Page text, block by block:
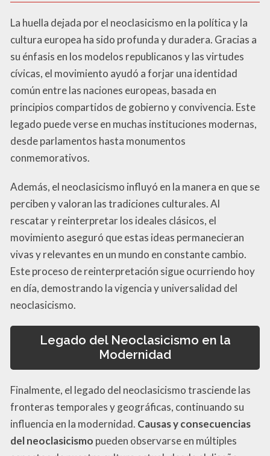
La huella dejada por el neoclasicismo en la política y la
cultura europea ha sido profunda y duradera. Gracias a
su énfasis en los modelos republicanos y las virtudes
cívicas, el movimiento ayudó a forjar una identidad
común entre las naciones europeas, basada en
principios compartidos de gobierno y convivencia. Este
legado puede verse en muchas instituciones modernas,
desde parlamentos hasta monumentos
conmemorativos.
Además, el neoclasicismo influyó en la manera en que se
perciben y valoran las tradiciones culturales. Al
rescatar y reinterpretar los ideales clásicos, el
movimiento aseguró que estas ideas permanecieran
vivas y relevantes en un mundo en constante cambio.
Este proceso de reinterpretación sigue ocurriendo hoy
en día, demostrando la vigencia y universalidad del
neoclasicismo.
Legado del Neoclasicismo en la
Modernidad
Finalmente, el legado del neoclasicismo trasciende las
fronteras temporales y geográficas, continuando su
influencia en la modernidad. Causas y consecuencias
del neoclasicismo pueden observarse en múltiples